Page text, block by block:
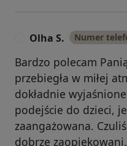
Olha S. Numer
Bardzo polecam
przebiegła w miłej
dokładnie
podejście do dzieci,
zaangażowana.
dobrze